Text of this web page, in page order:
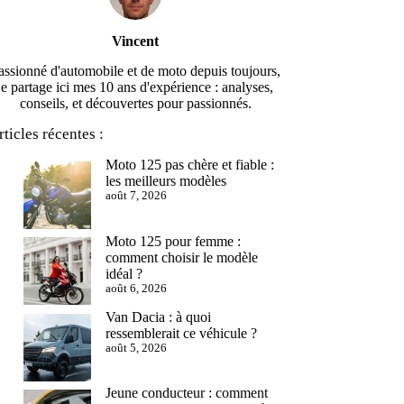
Vincent
d'automobile et de moto depuis toujours,
partage ici mes 10 ans d'expérience : analyses,
conseils, et découvertes pour passionnés.
récentes :
Moto 125 pas chère et fiable :
les meilleurs modèles
août 7, 2026
Moto 125 pour femme :
comment choisir le modèle
idéal ?
août 6, 2026
Van Dacia : à quoi
ressemblerait ce véhicule ?
août 5, 2026
Jeune conducteur : comment